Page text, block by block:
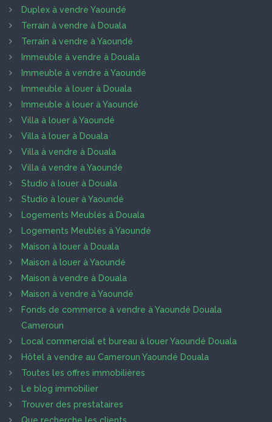
Duplex à vendre Yaoundé
Terrain à vendre à Douala
Terrain à vendre à Yaoundé
Immeuble à vendre à Douala
Immeuble à vendre à Yaoundé
Immeuble à louer à Douala
Immeuble à louer à Yaoundé
Villa à louer à Yaoundé
Villa à louer à Douala
Villa à vendre à Douala
Villa à vendre à Yaoundé
Studio à louer à Douala
Studio à louer à Yaoundé
Logements Meublés à Douala
Logements Meublés à Yaoundé
Maison à louer à Douala
Maison à louer à Yaoundé
Maison à vendre à Douala
Maison à vendre à Yaoundé
Fonds de commerce à vendre à Yaoundé Douala
Cameroun
Local commercial et bureau à louer Yaoundé Douala
Hôtel à vendre au Cameroun Yaoundé Douala
Toutes les offres immobilières
Le blog immobilier
Trouver des prestataires